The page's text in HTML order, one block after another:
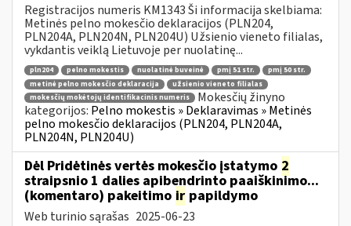
Registracijos numeris KM1343 Ši informacija skelbiama:
Metinės pelno mokesčio deklaracijos (PLN204,
PLN204A, PLN204N, PLN204U) Užsienio vieneto filialas,
vykdantis veiklą Lietuvoje per nuolatinę...
pln204 pelno mokestis nuolatinė buveinė pmį 51 str.
pmį 50 str.
metinė pelno mokesčio deklaracija
užsienio vieneto filialas
mokesčių mokėtojų identifikacinis numeris
Mokesčių žinyno
kategorijos: Pelno mokestis » Deklaravimas » Metinės
pelno mokesčio deklaracijos (PLN204, PLN204A,
PLN204N, PLN204U)
Dėl Pridėtinės vertės mokesčio įstatymo 2
straipsnio 1 dalies apibendrinto paaiškinimo...
(komentaro) pakeitimo ir papildymo
Web turinio sąrašas 2025-06-23